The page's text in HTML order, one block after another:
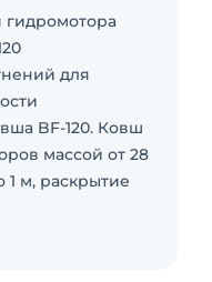
гидромотора
для
BF-120. Ковш
массой от 28
1 м, раскрытие